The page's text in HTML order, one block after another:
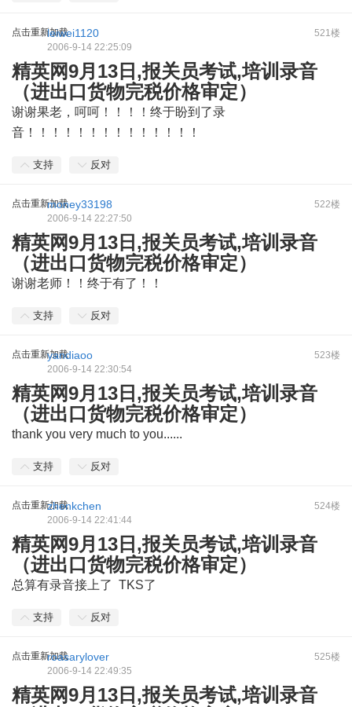
点击重新加载 521楼
leiwei1120
2006-9-14 22:25:09
精英网9月13日,报关员考试,培训录音
（进出口货物完税价格审定）
谢谢果老，呵呵！！！！终于盼到了录
音！！！！！！！！！！！！！！
支持 反对
点击重新加载 522楼
money33198
2006-9-14 22:27:50
精英网9月13日,报关员考试,培训录音
（进出口货物完税价格审定）
谢谢老师！！终于有了！！
支持 反对
点击重新加载 523楼
yandiaoo
2006-9-14 22:30:54
精英网9月13日,报关员考试,培训录音
（进出口货物完税价格审定）
thank you very much to you......
支持 反对
点击重新加载 524楼
zhenkchen
2006-9-14 22:41:44
精英网9月13日,报关员考试,培训录音
（进出口货物完税价格审定）
总算有录音接上了 TKS了
支持 反对
点击重新加载 525楼
roasarylover
2006-9-14 22:49:35
精英网9月13日,报关员考试,培训录音